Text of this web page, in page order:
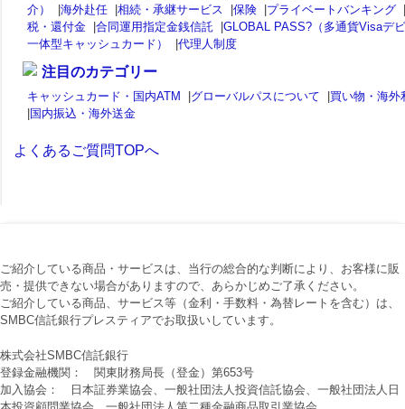
介）
|海外赴任 |相続・承継サービス |保険 |プライベートバンキング |
税・還付金 |合同運用指定金銭信託 |GLOBAL PASS?（多通貨Visaデ
一体型キャッシュカード）
|代理人制度
注目のカテゴリー
キャッシュカード・国内ATM |グローバルパスについて |買い物・海外
|国内振込・海外送金
よくあるご質問TOPへ
ご紹介している商品・サービスは、当行の総合的な判断により、お客様に販
売・提供できない場合がありますので、あらかじめご了承ください。
ご紹介している商品、サービス等（金利・手数料・為替レートを含む）は、
SMBC信託銀行プレスティアでお取扱いしています。
株式会社SMBC信託銀行
登録金融機関： 関東財務局長（登金）第653号
加入協会： 日本証券業協会、一般社団法人投資信託協会、一般社団法人日